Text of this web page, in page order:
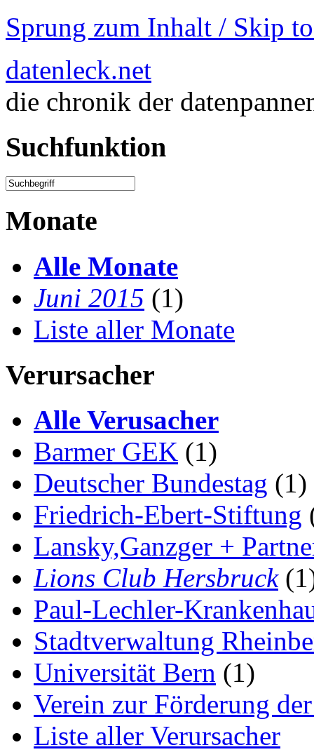
Sprung zum Inhalt / Skip
datenleck.net
die chronik der
Suchfunktion
Monate
Alle Monate
Juni 2015 (1)
Liste aller Monate
Verursacher
Alle Verusacher
Barmer GEK (1)
Deutscher Bundestag (1)
Friedrich-Ebert-Stiftung
Lansky,Ganzger +
Lions Club Hersbruck
Paul-Lechler-
Stadtverwaltung
Universität Bern (1)
Verein zur Förderung
Liste aller Verursacher